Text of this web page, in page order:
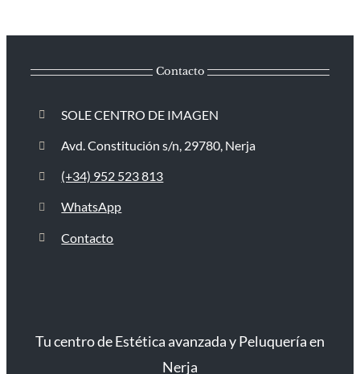
Contacto
SOLE CENTRO DE IMAGEN
Avd. Constitución s/n, 29780, Nerja
(+34) 952 523 813
WhatsApp
Contacto
Tu centro de Estética avanzada y Peluquería en
Nerja